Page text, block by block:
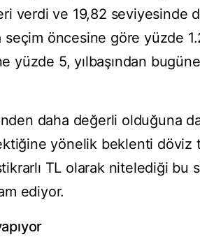
verdi ve 19,82 seviyesinde
seçim öncesine göre yüzde
yüzde 5, yılbaşından
daha değerli olduğuna
yönelik beklenti döviz
TL olarak nitelediği bu
ediyor.